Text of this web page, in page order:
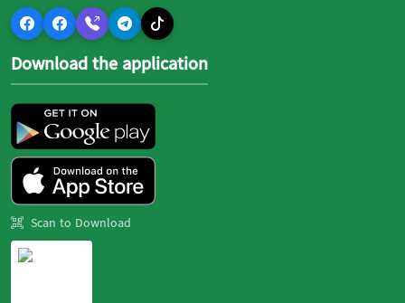
Download the application
Scan to Download